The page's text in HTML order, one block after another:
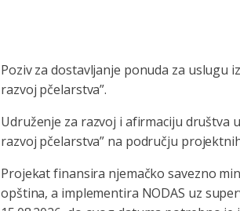
Poziv za dostavljanje ponuda za
razvoj pčelarstva”.
Udruženje za razvoj i afirmaciju društva
razvoj pčelarstva” na području
Projekat finansira njemačko savezno
opština, a implementira NODAS uz